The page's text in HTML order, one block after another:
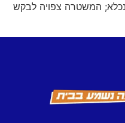
נעצר ונכלא; המשטרה צפויה לבקש